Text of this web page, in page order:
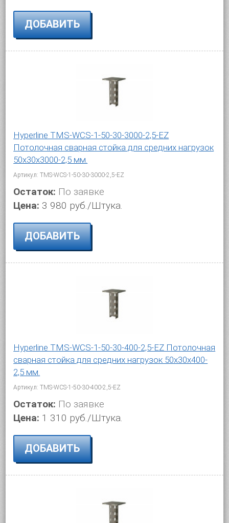
ДОБАВИТЬ
Hyperline TMS-WCS-1-50-30-3000-2,5-EZ
Потолочная сварная стойка для средних нагрузок
50х30х3000-2,5 мм.
Артикул: TMS-WCS-1-50-30-3000-2,5-EZ
Остаток: По заявке
Цена: 3 980 руб./Штука.
ДОБАВИТЬ
Hyperline TMS-WCS-1-50-30-400-2,5-EZ Потолочная
сварная стойка для средних нагрузок 50х30х400-
2,5 мм.
Артикул: TMS-WCS-1-50-30-400-2,5-EZ
Остаток: По заявке
Цена: 1 310 руб./Штука.
ДОБАВИТЬ